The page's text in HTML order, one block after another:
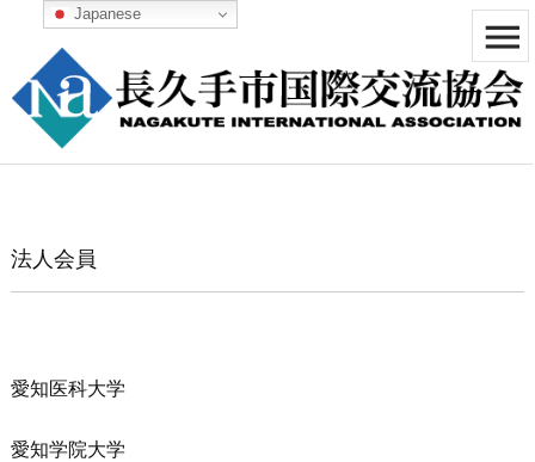


メニュ
次へ
法人会員
愛知医科大学
愛知学院大学
Japanese